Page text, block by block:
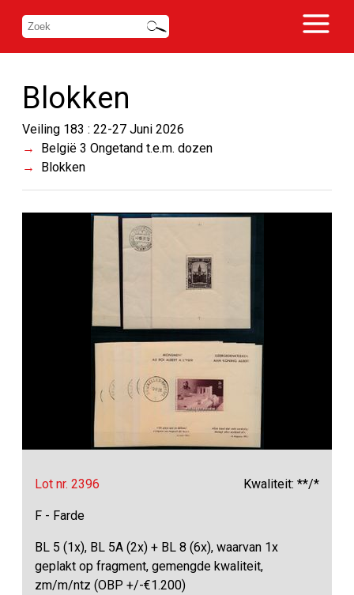
Blokken
Veiling 183 : 22-27 Juni 2026
België 3 Ongetand t.e.m. dozen
Blokken
Lot nr. 2396 Kwaliteit: **/*
F - Farde
BL 5 (1x), BL 5A (2x) + BL 8 (6x), waarvan 1x
geplakt op fragment, gemengde kwaliteit,
zm/m/ntz (OBP +/-€1.200)